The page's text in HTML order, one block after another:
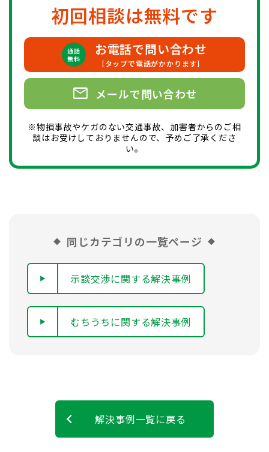
初回相談は無料です
通話
無料
お電話で問い合わせ
［タップで電話がかかります］
mail メールで問い合わせ
※物損事故やケガのない交通事故、加害者からのご相
談はお受けしておりませんので、予めご了承くださ
い。
同じカテゴリの一覧ページ
示談交渉に関する解決事例
むちうちに関する解決事例
解決事例一覧に戻る